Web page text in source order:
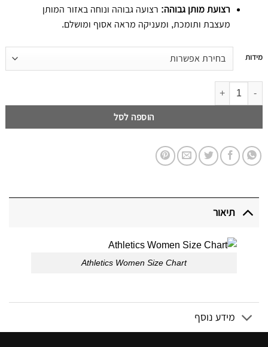
רצועת מותן גבוהה: רצועה גבוהה ונוחה באזור המותן
מעצבת ותומכת, ומעניקה מראה אסוף ומושלם.
מידות
לתוכן
דילוג לתוכן
הוספה לסל
תיאור
Athletics Women Size Chart
מידע נוסף